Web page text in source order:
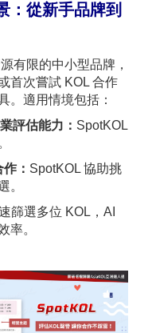
：從新手品牌到
有限的中小型品牌，
首次嘗試 KOL 合作
。適用情境包括：
評估能力： SpotKOL
： SpotKOL 協助挑
。
篩選多位 KOL，AI
率。